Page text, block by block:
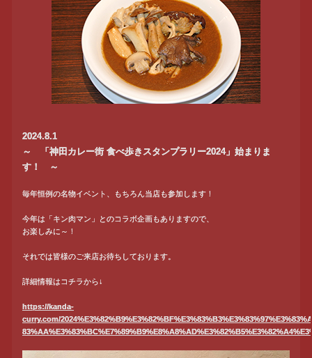
2024.8.1
～ 「神田カレー街 食べ歩きスタンプラリー2024」始まりま
す！ ～
毎年恒例の名物イベント、もちろん当店も参加します！
今年は「キン肉マン」とのコラボ企画もありますので、
お楽しみに～！
それでは皆様のご来店お待ちしております。
詳細情報はコチラから↓
https://kanda-
curry.com/